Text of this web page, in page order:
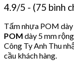
4.9/5 - (75 bình
Tấm nhựa POM
POM dày 5 mm
Công Ty Anh Thu
cầu khách hàng.